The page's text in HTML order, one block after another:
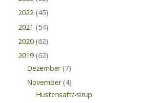
2022 (45)
2021 (54)
2020 (62)
2019 (62)
Dezember (7)
November (4)
Hustensaft/-sirup